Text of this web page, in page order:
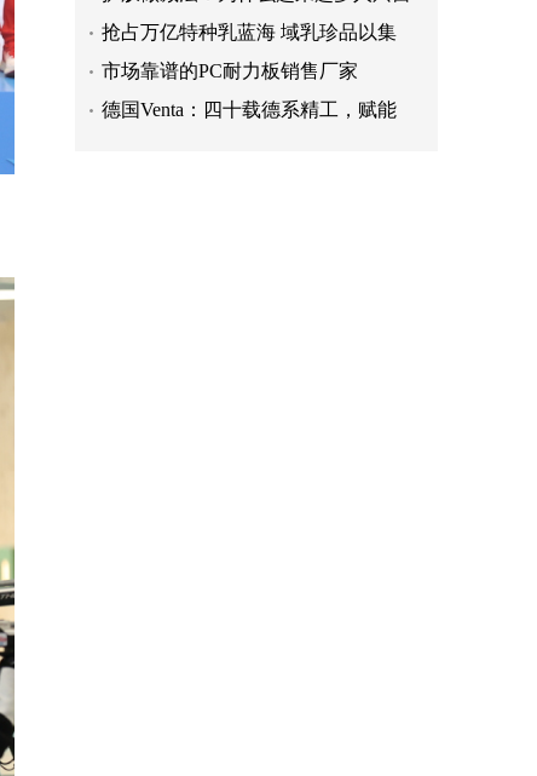
市场靠谱的PC耐力板销售厂家
德国Venta：四十载德系精工，赋能
再登民族卫浴荣光榜，华艺卫浴荣获